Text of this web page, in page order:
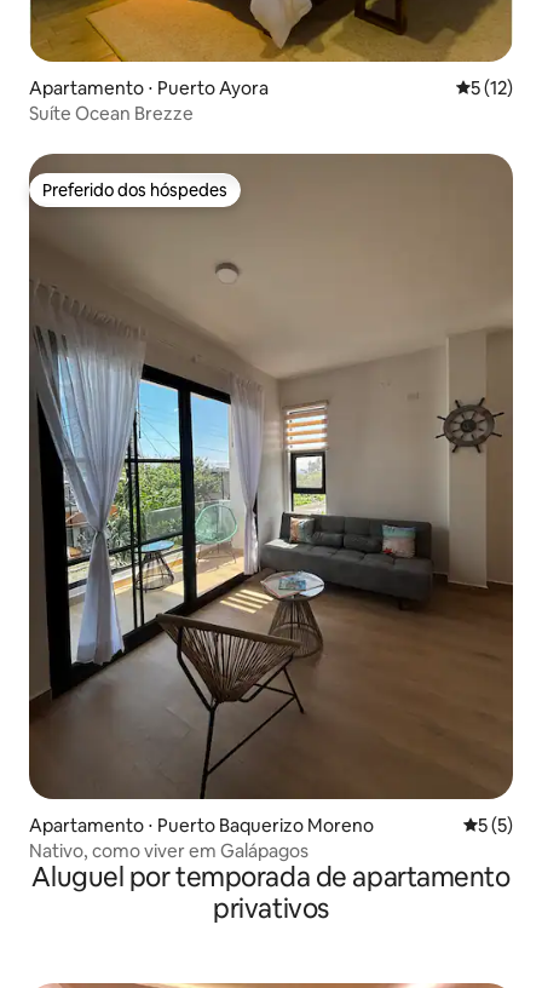
Apartamento ⋅ Puerto Ayora 5 de uma
5 (12)
Suíte Ocean Brezze
Preferido dos hóspedes
Preferido dos hóspedes
Apartamento ⋅ Puerto Baquerizo Moreno 5 de
5 (5)
Nativo, como viver em Galápagos
Aluguel por temporada de apartamento
privativos